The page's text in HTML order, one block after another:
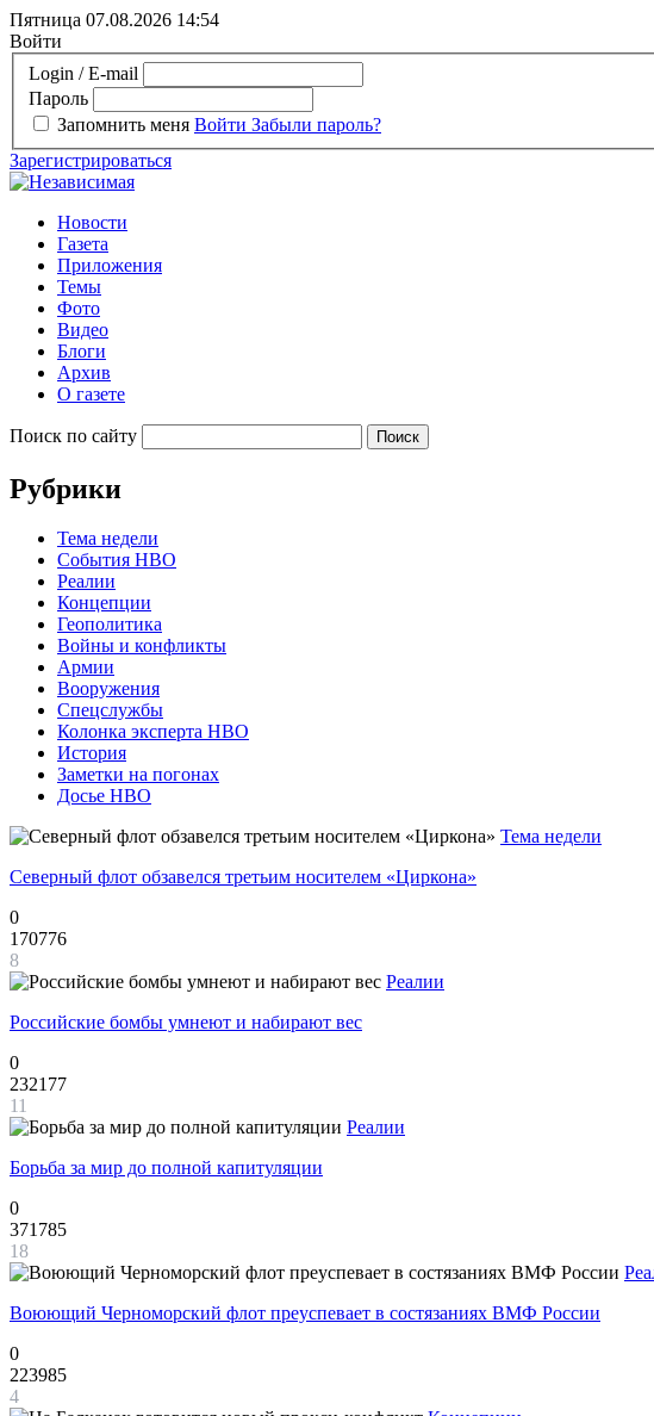
Пятница 07.08.2026 14:54
Войти
Login / E-mail
Пароль
Запомнить меня Войти Забыли пароль?
Зарегистрироваться
Новости
Газета
Приложения
Темы
Фото
Видео
Блоги
Архив
О газете
Поиск по сайту
Рубрики
Тема недели
События НВО
Реалии
Концепции
Геополитика
Войны и конфликты
Армии
Вооружения
Спецслужбы
Колонка эксперта НВО
История
Заметки на погонах
Досье НВО
Тема недели
Северный флот обзавелся третьим носителем «Циркона»
0
170776
8
Реалии
Российские бомбы умнеют и набирают вес
0
232177
11
Реалии
Борьба за мир до полной капитуляции
0
371785
18
Воюющий Черноморский флот преуспевает в состязаниях ВМФ России
0
223985
4